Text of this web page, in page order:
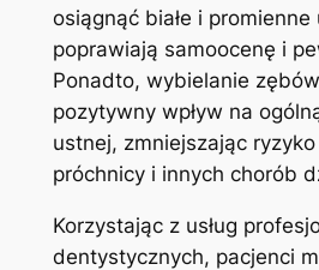
osiągnąć białe i
poprawiają samoocenę i‍
Ponadto, wybielanie
pozytywny wpływ ⁤na
ustnej, zmniejszając
próchnicy i ⁤innych chorób
Korzystając z usług
dentystycznych, pacjenci